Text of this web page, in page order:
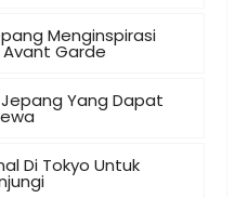
Menginspirasi
Garde
Yang Dapat
Di Tokyo Untuk